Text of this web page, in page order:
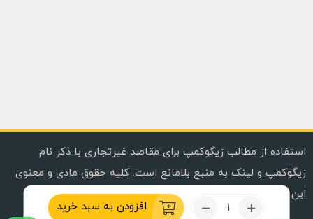
استفاده از مطالب زیگوکمپ برای مقاصد غیرتجاری با ذکر نام
زیگوکمپ و لینک به منبع بلامانع است. کلیه حقوق مادی و معنوی
این وب سایت محفوظ است. | Copyright © 2020, 2024
تعداد:
افزودن به سبد خرید